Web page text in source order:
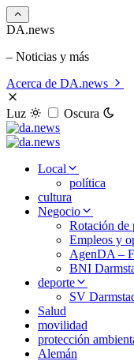
DA.news
– Noticias y más
Acerca de DA.news
Luz Oscura
Local
política
cultura
Negocio
Rotación de
Empleos y
AgenDA –
BNI
deporte
SV
Salud
movilidad
protección
Alemán